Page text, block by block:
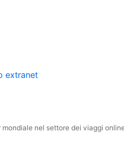
extranet
nel settore dei viaggi